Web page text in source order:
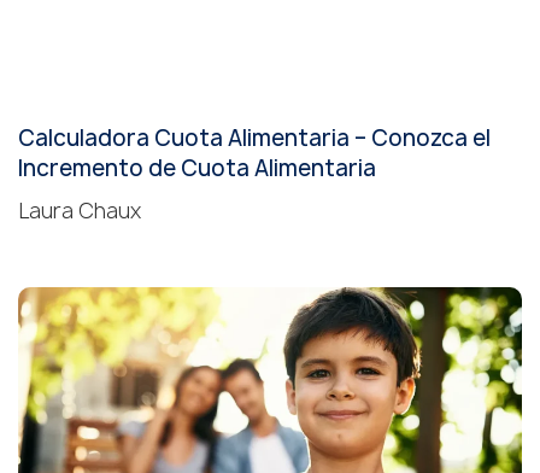
Calculadora Cuota Alimentaria – Conozca el
Incremento de Cuota Alimentaria
Laura Chaux